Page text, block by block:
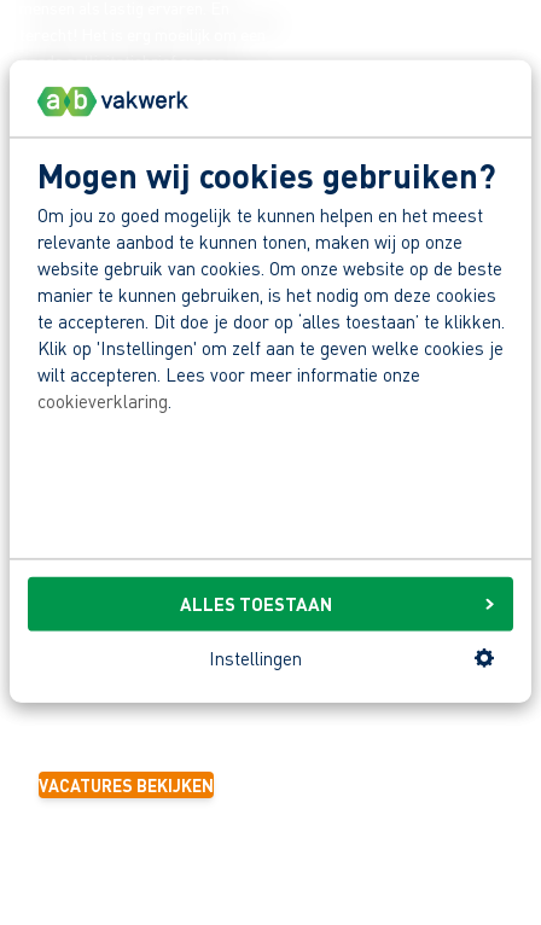
Mogen wij cookies gebruiken?
Om jou zo goed mogelijk te kunnen helpen en het meest
relevante aanbod te kunnen tonen, maken wij op onze
website gebruik van cookies. Om onze website op de beste
manier te kunnen gebruiken, is het nodig om deze cookies
te accepteren. Dit doe je door op ‘alles toestaan’ te klikken.
Klik op 'Instellingen' om zelf aan te geven welke cookies je
wilt accepteren. Lees voor meer informatie onze
cookieverklaring
ALLES TOESTAAN
Instellingen
goede sollicitatiebrief en een
opvallend cv te maken, laat staan
een goed sollicitatiegesprek te
voeren.
AB Vakwerk helpt je hier graag bij! Om jou een helpende hand te
bieden hebben wij dit gedeelte van onze website specifiek
ingestoken op solliciteren. Zo geven wij jou tips voor
het
opstellen van een sollicitatiebrief, helpen wij bij het opzetten van
een duidelijke en overzichtelijke cven geven wij jou tips over wat
je wel en niet moet doen bij een
cv opmaken
sollicitatiegesprek
BEKIJK ONZE VACATURES!
VACATURES BEKIJKEN